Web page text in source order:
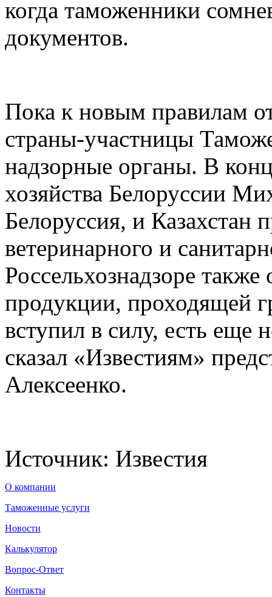
когда таможенники
документов.
Пока к новым правилам
страны-участницы
надзорные органы. В
хозяйства Белоруссии
Белоруссия, и Казахстан
ветеринарного и
Россельхознадзоре
продукции, проходящей
вступил в силу, есть еще
сказал «Известиям»
Алексеенко.
Источник: Известия
О компании
Таможенные услуги
Новости
Калькулятор
Вопрос-Ответ
Контакты